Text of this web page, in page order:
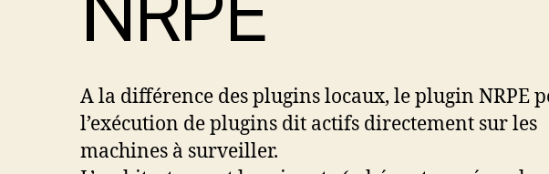
A la différence des plugins locaux, le plugin NRPE
l’exécution de plugins dit actifs directement sur les
machines à surveiller.